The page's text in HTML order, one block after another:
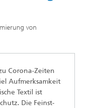
von
Corona-Zeiten
Aufmerksamkeit
Textil ist
Die Feinst-